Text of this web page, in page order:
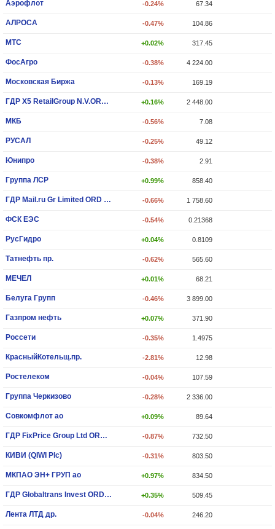
Аэрофлот -0.24% 67.34
АЛРОСА -0.47% 104.86
МТС +0.02% 317.45
ФосАгро -0.38% 4 224.00
Московская Биржа -0.13% 169.19
ГДР X5 RetailGroup N.V.ORD SHS +0.16% 2 448.00
МКБ -0.56% 7.08
РУСАЛ -0.25% 49.12
Юнипро -0.38% 2.91
Группа ЛСР +0.99% 858.40
ГДР Mail.ru Gr Limited ORD SHS -0.66% 1 758.60
ФСК ЕЭС -0.54% 0.21368
РусГидро +0.04% 0.8109
Татнефть пр. -0.62% 565.60
МЕЧЕЛ +0.01% 68.21
Белуга Групп -0.46% 3 899.00
Газпром нефть +0.07% 371.90
Россети -0.35% 1.4975
КрасныйКотельщ.пр. -2.81% 12.98
Ростелеком -0.04% 107.59
Группа Черкизово -0.28% 2 336.00
Совкомфлот ао +0.09% 89.64
ГДР FixPrice Group Ltd ORD SHS -0.87% 732.50
КИВИ (QIWI Plc) -0.31% 803.50
МКПАО ЭН+ ГРУП ао +0.97% 834.50
ГДР Globaltrans Invest ORD SHS +0.35% 509.45
Лента ЛТД др. -0.04% 246.20